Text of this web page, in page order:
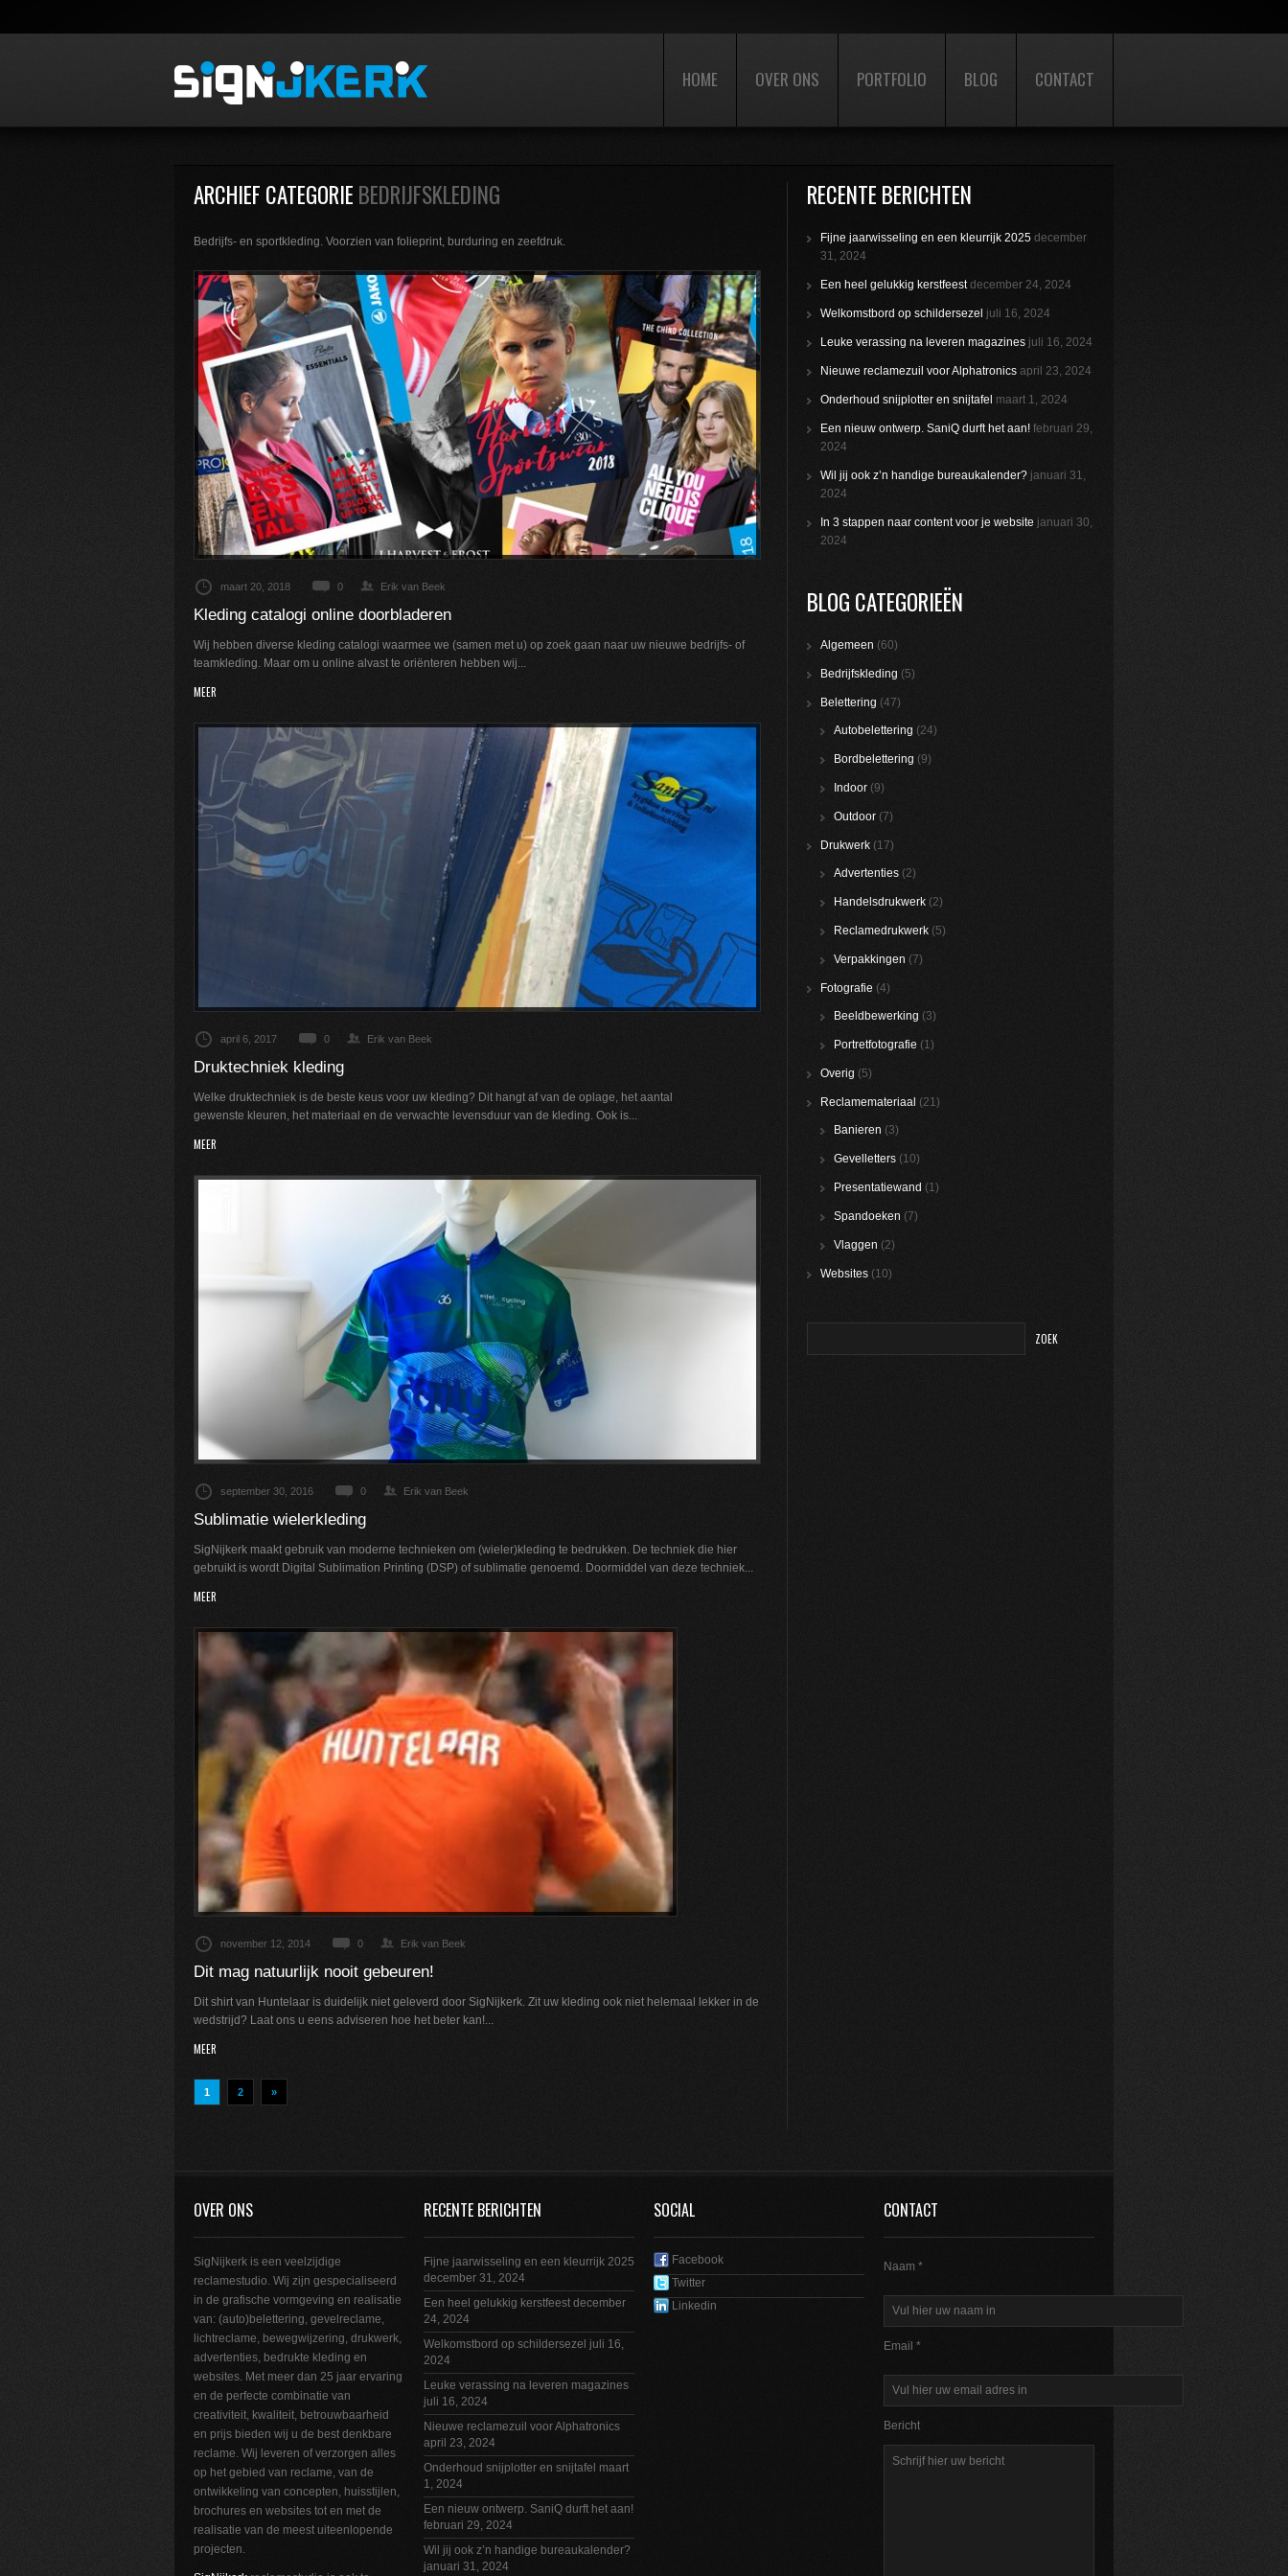
HOME OVER ONS PORTFOLIO BLOG CONTACT
ARCHIEF CATEGORIE BEDRIJFSKLEDING
Bedrijfs- en sportkleding. Voorzien van folieprint, burduring en zeefdruk.
maart 20, 2018 0 Erik van Beek
Kleding catalogi online doorbladeren
Wij hebben diverse kleding catalogi waarmee we (samen met u) op zoek gaan naar uw nieuwe bedrijfs- of
teamkleding. Maar om u online alvast te oriënteren hebben wij...
MEER
april 6, 2017 0 Erik van Beek
Druktechniek kleding
Welke druktechniek is de beste keus voor uw kleding? Dit hangt af van de oplage, het aantal
gewenste kleuren, het materiaal en de verwachte levensduur van de kleding. Ook is...
MEER
september 30, 2016 0 Erik van Beek
Sublimatie wielerkleding
SigNijkerk maakt gebruik van moderne technieken om (wieler)kleding te bedrukken. De techniek die hier
gebruikt is wordt Digital Sublimation Printing (DSP) of sublimatie genoemd. Doormiddel van deze techniek...
MEER
november 12, 2014 0 Erik van Beek
Dit mag natuurlijk nooit gebeuren!
Dit shirt van Huntelaar is duidelijk niet geleverd door SigNijkerk. Zit uw kleding ook niet helemaal lekker in de
wedstrijd? Laat ons u eens adviseren hoe het beter kan!...
MEER
1 2 »
RECENTE BERICHTEN
Fijne jaarwisseling en een kleurrijk 2025 december
31, 2024
Een heel gelukkig kerstfeest december 24, 2024
Welkomstbord op schildersezel juli 16, 2024
Leuke verassing na leveren magazines juli 16, 2024
Nieuwe reclamezuil voor Alphatronics april 23, 2024
Onderhoud snijplotter en snijtafel maart 1, 2024
Een nieuw ontwerp. SaniQ durft het aan! februari 29,
2024
Wil jij ook z’n handige bureaukalender? januari 31,
2024
In 3 stappen naar content voor je website januari 30,
2024
BLOG CATEGORIEËN
Algemeen (60)
Bedrijfskleding (5)
Belettering (47)
Autobelettering (24)
Bordbelettering (9)
Indoor (9)
Outdoor (7)
Drukwerk (17)
Advertenties (2)
Handelsdrukwerk (2)
Reclamedrukwerk (5)
Verpakkingen (7)
Fotografie (4)
Beeldbewerking (3)
Portretfotografie (1)
Overig (5)
Reclamemateriaal (21)
Banieren (3)
Gevelletters (10)
Presentatiewand (1)
Spandoeken (7)
Vlaggen (2)
Websites (10)
OVER ONS
SigNijkerk is een veelzijdige
reclamestudio. Wij zijn gespecialiseerd
in de grafische vormgeving en realisatie
van: (auto)belettering, gevelreclame,
lichtreclame, bewegwijzering, drukwerk,
advertenties, bedrukte kleding en
websites. Met meer dan 25 jaar ervaring
en de perfecte combinatie van
creativiteit, kwaliteit, betrouwbaarheid
en prijs bieden wij u de best denkbare
reclame. Wij leveren of verzorgen alles
op het gebied van reclame, van de
ontwikkeling van concepten, huisstijlen,
brochures en websites tot en met de
realisatie van de meest uiteenlopende
projecten.
RECENTE BERICHTEN
Fijne jaarwisseling en een kleurrijk 2025
december 31, 2024
Een heel gelukkig kerstfeest december
24, 2024
Welkomstbord op schildersezel juli 16,
2024
Leuke verassing na leveren magazines
juli 16, 2024
Nieuwe reclamezuil voor Alphatronics
april 23, 2024
Onderhoud snijplotter en snijtafel maart
1, 2024
Een nieuw ontwerp. SaniQ durft het aan!
februari 29, 2024
Wil jij ook z’n handige bureaukalender?
januari 31, 2024
SOCIAL
Facebook
Twitter
Linkedin
CONTACT
Naam *
Email *
Bericht